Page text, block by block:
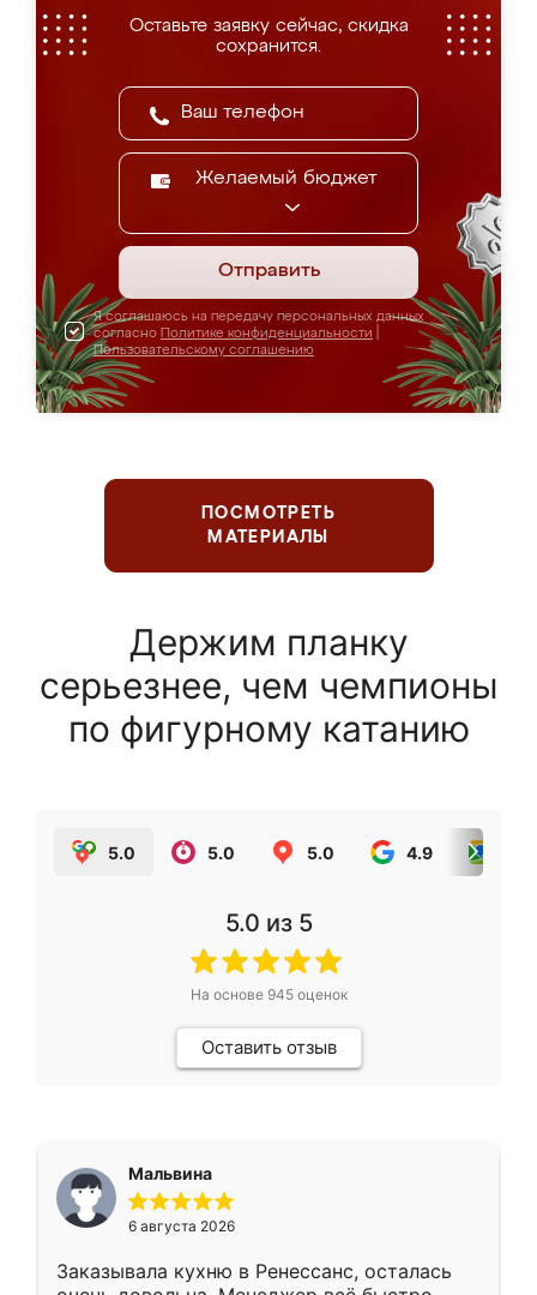
Оставьте заявку сейчас, скидка
сохранится.
Желаемый бюджет
Отправить
Я соглашаюсь на передачу персональных данных
согласно Политике конфиденциальности
Пользовательскому соглашению
ПОСМОТРЕТЬ
МАТЕРИАЛЫ
Держим планку
серьезнее, чем чемпионы
по фигурному катанию
5.0 5.0 5.0 4.9
5.0 из 5
На основе 945оценок
Оставить отзыв
Мальвина
6 августа 2026
Заказывала кухню в Ренессанс, осталась